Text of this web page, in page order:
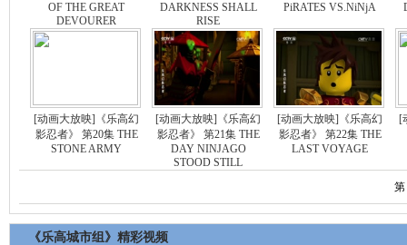
OF THE GREAT
DEVOURER
DARKNESS SHALL
RISE
PiRATES VS.NiNjA
[动画大放映]《乐高幻
影忍者》 第20集 THE
STONE ARMY
[动画大放映]《乐高幻
影忍者》 第21集 THE
DAY NINJAGO
STOOD STILL
[动画大放映]《乐高幻
影忍者》 第22集 THE
LAST VOYAGE
[
第
《乐高城市组》精彩视频